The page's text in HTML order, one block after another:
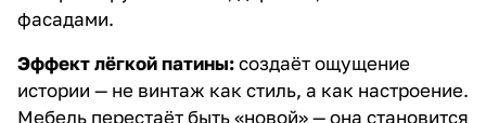
фасадами.
Эффект лёгкой патины:создаёт ощущение
истории — не винтаж как стиль, а как настроение.
Мебель перестаёт быть «новой» — она становится